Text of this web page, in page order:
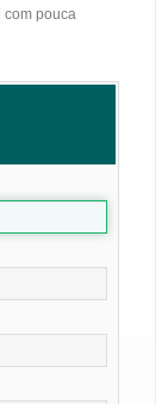
com pouca